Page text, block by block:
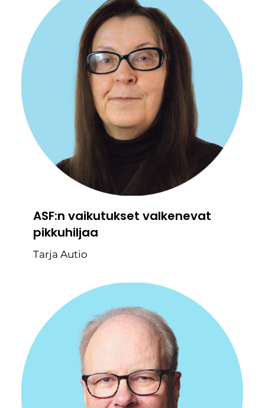
ASF:n vaikutukset valkenevat
pikkuhiljaa
Tarja Autio